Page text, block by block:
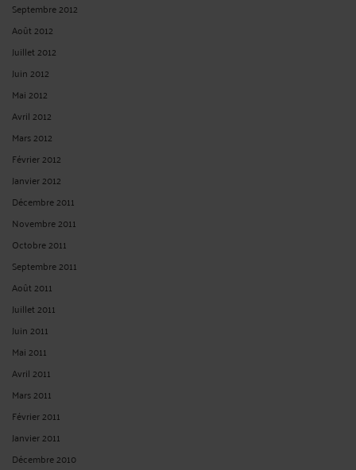
Septembre 2012
Août 2012
Juillet 2012
Juin 2012
Mai 2012
Avril 2012
Mars 2012
Février 2012
Janvier 2012
Décembre 2011
Novembre 2011
Octobre 2011
Septembre 2011
Août 2011
Juillet 2011
Juin 2011
Mai 2011
Avril 2011
Mars 2011
Février 2011
Janvier 2011
Décembre 2010